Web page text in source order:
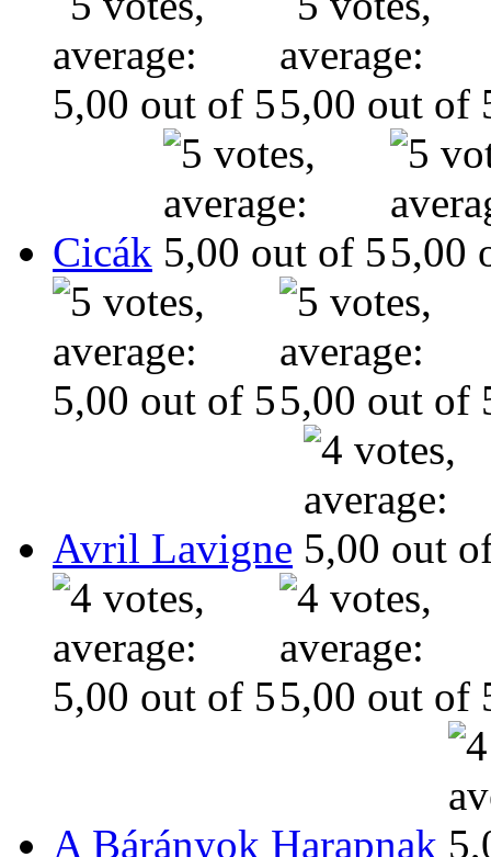
Cicák
Avril Lavigne
A Bárányok Harapnak